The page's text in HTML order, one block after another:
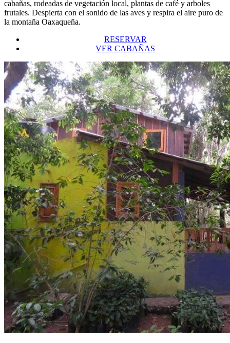
cabañas, rodeadas de vegetación local, plantas de café y arboles
frutales. Despierta con el sonido de las aves y respira el aire puro de
la montaña Oaxaqueña.
RESERVAR
VER CABAÑAS